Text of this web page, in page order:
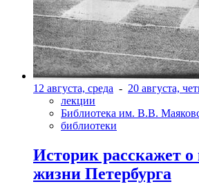
12 августа, среда - 20 августа,
лекции
Библиотека им. В.В.
библиотеки
Историк расскажет
жизни Петербурга